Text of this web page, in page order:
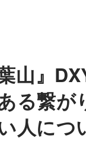
山』
る繋が
人につ